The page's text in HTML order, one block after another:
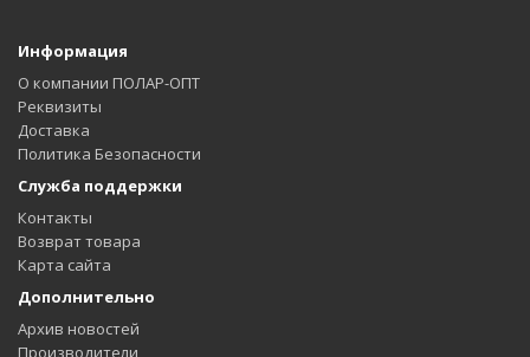
Информация
О компании ПОЛАР-ОПТ
Реквизиты
Доставка
Политика Безопасности
Служба поддержки
Контакты
Возврат товара
Карта сайта
Дополнительно
Архив новостей
Производители